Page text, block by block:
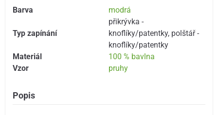
Barva modrá
Typ zapínání
přikrývka -
knoflíky/patentky, polštář -
knoflíky/patentky
Materiál
100 % bavlna
Vzor
pruhy
Popis